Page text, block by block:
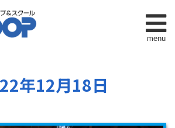
menu
年12月18日